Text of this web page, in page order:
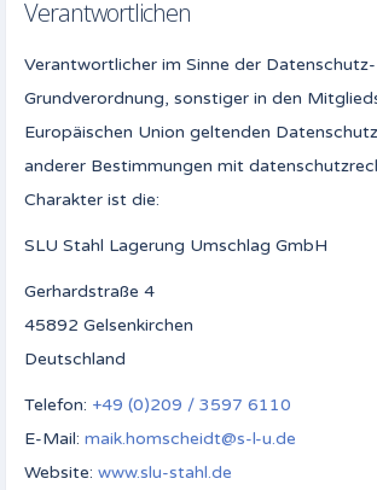
Verantwortlichen
Verantwortlicher im Sinne der Datenschutz-
Grundverordnung, sonstiger in den
Europäischen Union geltenden
anderer Bestimmungen mit
Charakter ist die:
SLU Stahl Lagerung Umschlag GmbH
Gerhardstraße 4
45892 Gelsenkirchen
Deutschland
Telefon: +49 (0)209 / 3597 6110
E-Mail: maik.homscheidt@s-l-u.de
Website: www.slu-stahl.de